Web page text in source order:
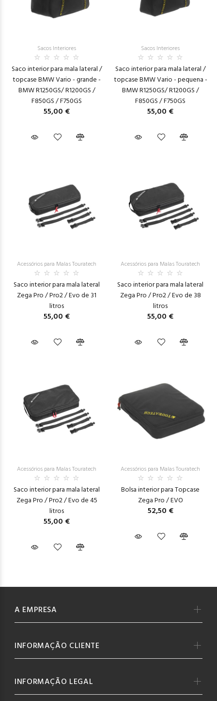
Sacos Interiores
Saco interior para mala lateral /
topcase BMW Vario - grande -
BMW R1250GS/ R1200GS /
F850GS / F750GS
55,00 €
Sacos Interiores
Saco interior para mala lateral /
topcase BMW Vario - pequena -
BMW R1250GS/ R1200GS /
F850GS / F750GS
55,00 €
Acessórios para Malas Touratech
Saco interior para mala lateral
Zega Pro / Pro2 / Evo de 31
litros
55,00 €
Acessórios para Malas Touratech
Saco interior para mala lateral
Zega Pro / Pro2 / Evo de 38
litros
55,00 €
Acessórios para Malas Touratech
Saco interior para mala lateral
Zega Pro / Pro2 / Evo de 45
litros
55,00 €
Acessórios para Malas Touratech
Bolsa interior para Topcase
Zega Pro / EVO
52,50 €
A EMPRESA
INFORMAÇÃO CLIENTE
INFORMAÇÃO LEGAL